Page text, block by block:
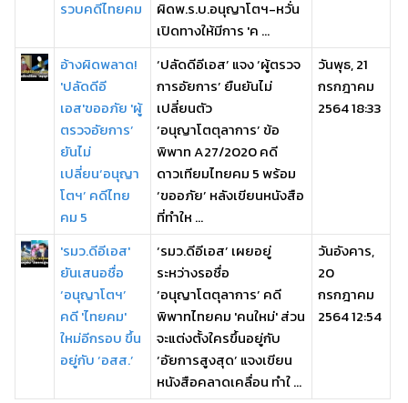
รวบคดีไทยคม
ผิดพ.ร.บ.อนุญาโตฯ-หวั่น
เปิดทางให้มีการ 'ค ...
อ้างผิดพลาด!
'ปลัดดีอี
เอส'ขออภัย 'ผู้
ตรวจอัยการ’
ยันไม่
เปลี่ยน‘อนุญา
โตฯ’ คดีไทย
คม 5
‘ปลัดดีอีเอส’ แจง ‘ผู้ตรวจ
การอัยการ’ ยืนยันไม่
เปลี่ยนตัว
‘อนุญาโตตุลาการ’ ข้อ
พิพาท A27/2020 คดี
ดาวเทียมไทยคม 5 พร้อม
‘ขออภัย’ หลังเขียนหนังสือ
ที่ทำให ...
วันพุธ, 21
กรกฎาคม
2564 18:33
'รมว.ดีอีเอส'
ยันเสนอชื่อ
‘อนุญาโตฯ’
คดี 'ไทยคม'
ใหม่อีกรอบ ขึ้น
อยู่กับ ‘อสส.’
‘รมว.ดีอีเอส’ เผยอยู่
ระหว่างรอชื่อ
‘อนุญาโตตุลาการ’ คดี
พิพาทไทยคม 'คนใหม่' ส่วน
จะแต่งตั้งใครขึ้นอยู่กับ
‘อัยการสูงสุด’ แจงเขียน
หนังสือคลาดเคลื่อน ทำใ ...
วันอังคาร,
20
กรกฎาคม
2564 12:54